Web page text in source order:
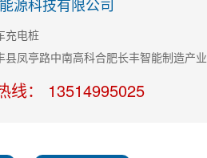
充电桩
线： 13514995025